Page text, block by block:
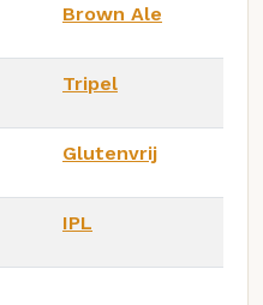
Brown Ale
Tripel
Glutenvrij
IPL